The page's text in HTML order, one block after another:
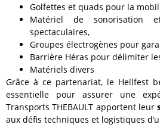
Golfettes et quads pour la
Matériel de sonorisation
spectaculaires,
Groupes électrogènes pour
Barrière Héras pour délimiter
Matériels divers
Grâce à ce partenariat, le Hellfest
essentielle pour assurer une
Transports THEBAULT apportent leur
aux défis techniques et logistiques